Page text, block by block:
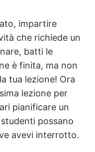
impartire
che richiede un
batti le
è finita, ma non
tua lezione! Ora
lezione per
pianificare un
possano
avevi interrotto.